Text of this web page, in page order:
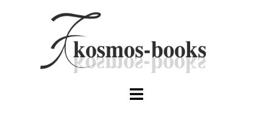
Toggle